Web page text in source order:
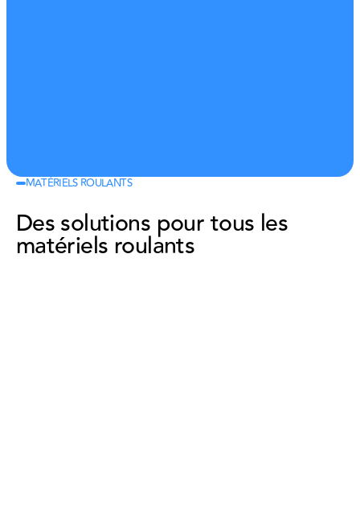
MATÉRIELS ROULANTS
Des solutions pour tous les
matériels roulants